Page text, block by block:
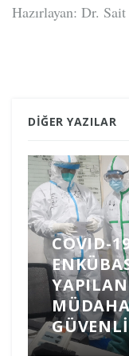
Hazırlayan: Dr.
DIĞER YAZILAR
COVID-